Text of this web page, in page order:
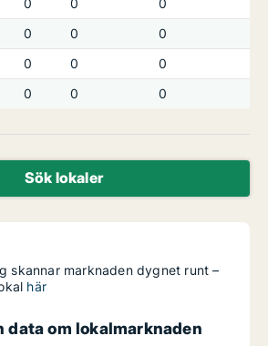
0 0
0
0 0
0
0 0
0
0 0 0
Sök lokaler
skannar marknaden dygnet runt –
här
data om lokalmarknaden